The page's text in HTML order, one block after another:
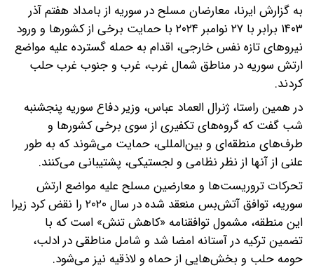
به گزارش ایرنا، معارضان مسلح در سوریه از بامداد هفتم آذر
۱۴۰۳ برابر با ۲۷ نوامبر ۲۰۲۴ با حمایت برخی از کشورها و ورود
نیروهای تازه نفس خارجی، اقدام به حمله گسترده علیه مواضع
ارتش سوریه در مناطق شمال غرب، غرب و جنوب غرب حلب
کردند.
در همین راستا، ژنرال العماد عباس، وزیر دفاع سوریه پنجشنبه‌
شب گفت که گروه‌های تکفیری از سوی برخی کشورها و
طرف‌های منطقه‌ای و بین‌المللی، حمایت می‌شوند که به طور
علنی از آنها از نظر نظامی و لجستیکی، پشتیبانی می‌کنند.
تحرکات تروریست‌ها و معارضین مسلح علیه مواضع ارتش
سوریه، توافق آتش‌بس منعقد شده در سال ۲۰۲۰ را نقض کرد زیرا
این منطقه، مشمول توافقنامه «کاهش تنش» است که با
تضمین ترکیه در آستانه امضا شد و شامل مناطقی در ادلب،
حومه حلب و بخش‌هایی از حماه و لاذقیه نیز می‌شود.